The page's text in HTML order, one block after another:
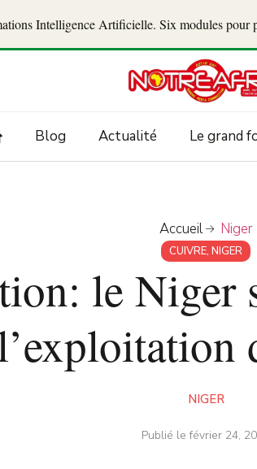
Intelligence Artificielle. Six modules pour
Blog Actualité Le grand
Accueil Niger
CUIVRE, NIGER
le Niger
NIGER
Publié lefévrier 24,